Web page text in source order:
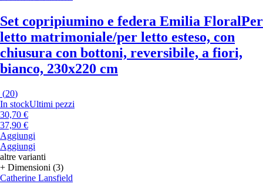
Set copripiumino e federa Emilia FloralPer
letto matrimoniale/per letto esteso, con
chiusura con bottoni, reversibile, a fiori,
bianco, 230x220 cm
(20)
In stockUltimi pezzi
30,70 €
37,90 €
Aggiungi
Aggiungi
altre varianti
+ Dimensioni (3)
Catherine Lansfield